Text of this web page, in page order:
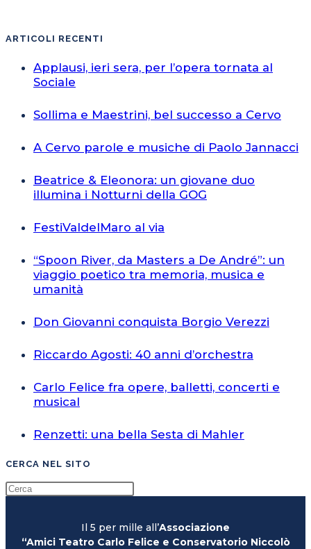
ARTICOLI RECENTI
Applausi, ieri sera, per l’opera tornata al
Sociale
Sollima e Maestrini, bel successo a Cervo
A Cervo parole e musiche di Paolo Jannacci
Beatrice & Eleonora: un giovane duo
illumina i Notturni della GOG
FestiValdelMaro al via
“Spoon River, da Masters a De André”: un
viaggio poetico tra memoria, musica e
umanità
Don Giovanni conquista Borgio Verezzi
Riccardo Agosti: 40 anni d’orchestra
Carlo Felice fra opere, balletti, concerti e
musical
Renzetti: una bella Sesta di Mahler
CERCA NEL SITO
Il 5 per mille all’Associazione
“Amici Teatro Carlo Felice e Conservatorio Niccolò